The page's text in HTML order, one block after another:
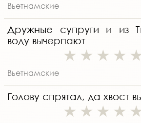
Вьетнамские
Дружные супруги и из
воду вычерпают
Вьетнамские
Голову спрятал, да хвост